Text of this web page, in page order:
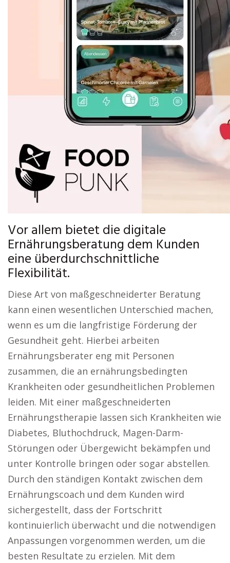
Vor allem bietet die digitale
Ernährungsberatung dem Kunden
eine überdurchschnittliche
Flexibilität.
Diese Art von maßgeschneiderter Beratung
kann einen wesentlichen Unterschied machen,
wenn es um die langfristige Förderung der
Gesundheit geht. Hierbei arbeiten
Ernährungsberater eng mit Personen
zusammen, die an ernährungsbedingten
Krankheiten oder gesundheitlichen Problemen
leiden. Mit einer maßgeschneiderten
Ernährungstherapie lassen sich Krankheiten wie
Diabetes, Bluthochdruck, Magen-Darm-
Störungen oder Übergewicht bekämpfen und
unter Kontrolle bringen oder sogar abstellen.
Durch den ständigen Kontakt zwischen dem
Ernährungscoach und dem Kunden wird
sichergestellt, dass der Fortschritt
kontinuierlich überwacht und die notwendigen
Anpassungen vorgenommen werden, um die
besten Resultate zu erzielen. Mit dem